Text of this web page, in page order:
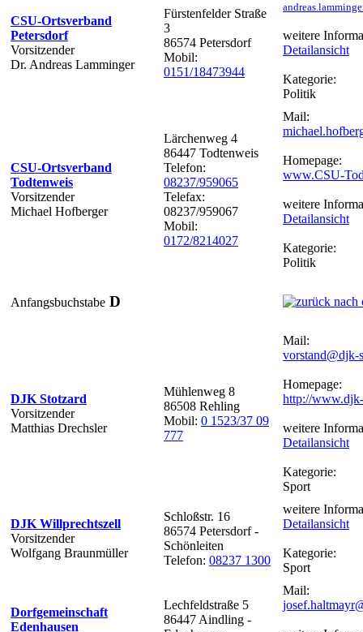
CSU-Ortsverband
Petersdorf
Vorsitzender
Dr. Andreas Lamminger
Fürstenfelder Straße
3
86574 Petersdorf
Mobil:
0151/18473944
weitere
Detailansicht
Kategorie:
Politik
CSU-Ortsverband
Todtenweis
Vorsitzender
Michael Hofberger
Lärchenweg 4
86447 Todtenweis
Telefon:
08237/959065
Telefax:
08237/959067
Mobil:
0172/8214027
Mail:
Homepage:
www.CSU-
weitere
Detailansicht
Kategorie:
Politik
Anfangsbuchstabe D
DJK Stotzard
Vorsitzender
Matthias Drechsler
Mühlenweg 8
86508 Rehling
Mobil: 0 1523/37 09
777
Mail:
vorstand@djk-
Homepage:
http://
weitere
Detailansicht
Kategorie:
Sport
DJK Willprechtszell
Vorsitzender
Wolfgang Braunmüller
Schloßstr. 16
86574 Petersdorf -
Schönleiten
Telefon: 08237 1300
weitere
Detailansicht
Kategorie:
Sport
Dorfgemeinschaft
Edenhausen
Lechfeldstraße 5
86447 Aindling -
Mail: